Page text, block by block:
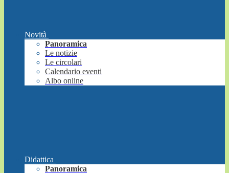
Novità
Panoramica
Le notizie
Le circolari
Calendario eventi
Albo online
Didattica
Panoramica